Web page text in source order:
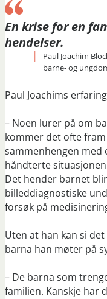
En krise for en
hendelser.
Paul Joachim
barne- og
Paul Joachims
– Noen lurer på om
kommer det ofte
sammenhengen med
håndterte
Det hender barnet
billeddiagnostiske
forsøk på
Uten at han kan si
barna han møter på
– De barna som
familien. Kanskje har